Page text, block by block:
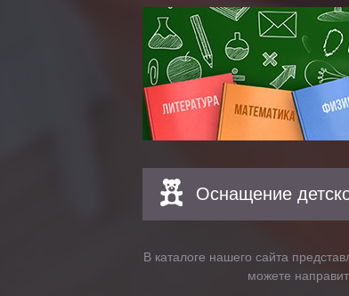
Оснащение
В каталоге нашего сайта
можете